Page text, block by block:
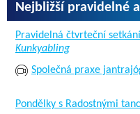
Nejbližší pravidelné
Pravidelná čtvrteční
Kunkyabling
Společná praxe
Pondělky s Radostnými